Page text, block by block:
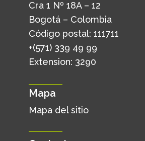
Cra 1 Nº 18A – 12
Bogotá – Colombia
Código postal: 111711
+(571) 339 49 99
Extension: 3290
Mapa
Mapa del sitio